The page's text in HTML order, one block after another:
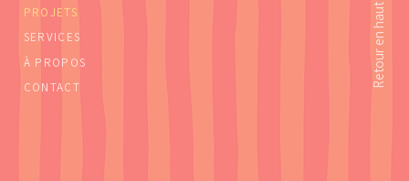
PROJETS
SERVICES
À PROPOS
CONTACT
Retour en haut